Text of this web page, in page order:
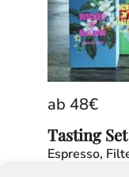
ab 48€
Tasting
Espresso,